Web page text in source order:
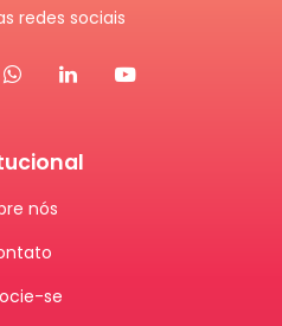
redes sociais
nós
se